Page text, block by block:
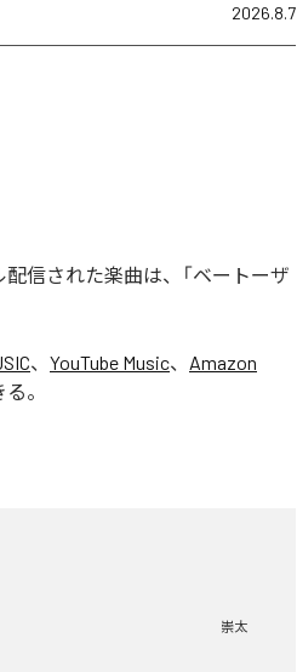
2026.8.7
信された楽曲は、「ベートーザ
、 YouTube Music、 Amazon
。
崇太